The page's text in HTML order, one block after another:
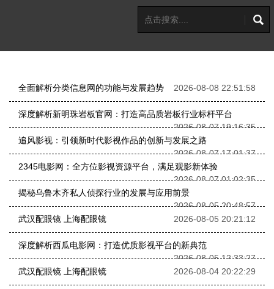
全面解析分类信息网的功能与发展趋势 2026-08-08 22:51:58
深度解析新明珠岩板官网：打造高品质岩板行业标杆平台
2026-08-07 19:16:35
追风影视：引领新时代影视作品的创新与发展之路
2026-08-07 17:01:37
2345电影网：全方位影视资源平台，满足观影新体验
2026-08-07 01:02:35
揭秘乌鲁木齐私人侦探行业的发展与应用前景
2026-08-05 20:48:57
武汉配眼镜 上海配眼镜
2026-08-05 20:21:12
深度解析西瓜电影网：打造优质影视平台的新典范
2026-08-05 12:33:27
武汉配眼镜 上海配眼镜
2026-08-04 20:22:29